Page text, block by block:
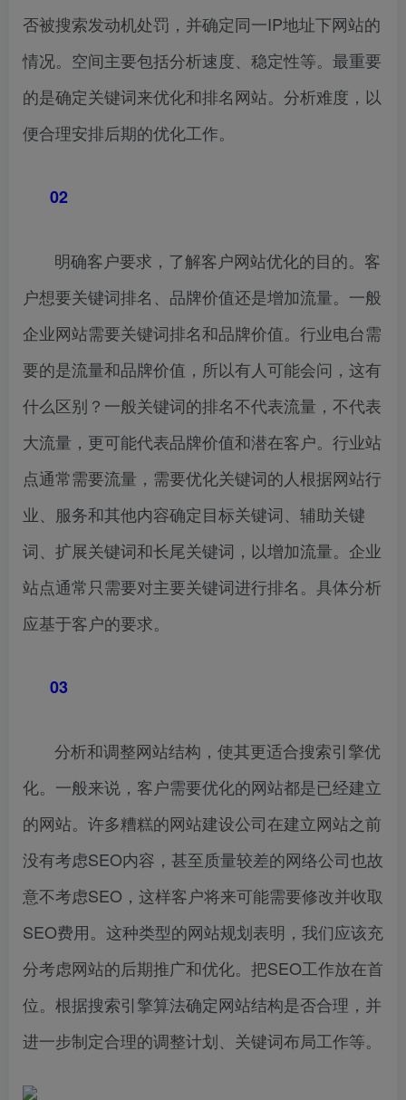
否被搜索发动机处罚，并确定同一IP地址下网站的
情况。空间主要包括分析速度、稳定性等。最重要
的是确定关键词来优化和排名网站。分析难度，以
便合理安排后期的优化工作。
02
明确客户要求，了解客户网站优化的目的。客
户想要关键词排名、品牌价值还是增加流量。一般
企业网站需要关键词排名和品牌价值。行业电台需
要的是流量和品牌价值，所以有人可能会问，这有
什么区别？一般关键词的排名不代表流量，不代表
大流量，更可能代表品牌价值和潜在客户。行业站
点通常需要流量，需要优化关键词的人根据网站行
业、服务和其他内容确定目标关键词、辅助关键
词、扩展关键词和长尾关键词，以增加流量。企业
站点通常只需要对主要关键词进行排名。具体分析
应基于客户的要求。
03
分析和调整网站结构，使其更适合搜索引擎优
化。一般来说，客户需要优化的网站都是已经建立
的网站。许多糟糕的网站建设公司在建立网站之前
没有考虑SEO内容，甚至质量较差的网络公司也故
意不考虑SEO，这样客户将来可能需要修改并收取
SEO费用。这种类型的网站规划表明，我们应该充
分考虑网站的后期推广和优化。把SEO工作放在首
位。根据搜索引擎算法确定网站结构是否合理，并
进一步制定合理的调整计划、关键词布局工作等。